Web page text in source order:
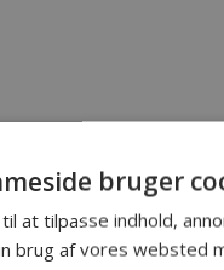
bruger
at tilpasse indhold,
brug af vores websted